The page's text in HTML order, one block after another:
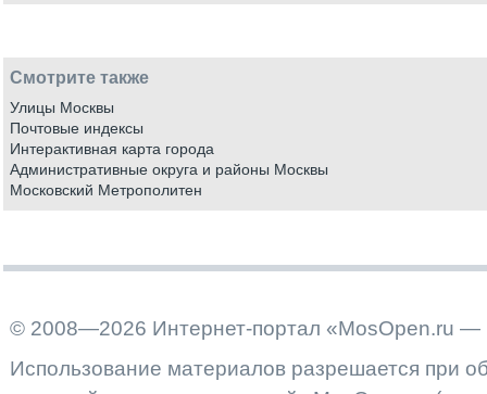
Смотрите также
Улицы Москвы
Почтовые индексы
Интерактивная карта города
Административные округа и районы Москвы
Московский Метрополитен
© 2008—2026 Интернет-портал «MosOpen.ru —
Использование материалов разрешается при